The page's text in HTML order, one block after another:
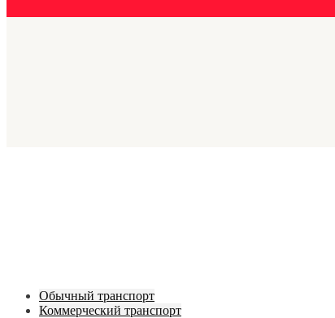
Обычный транспорт
Коммерческий транспорт